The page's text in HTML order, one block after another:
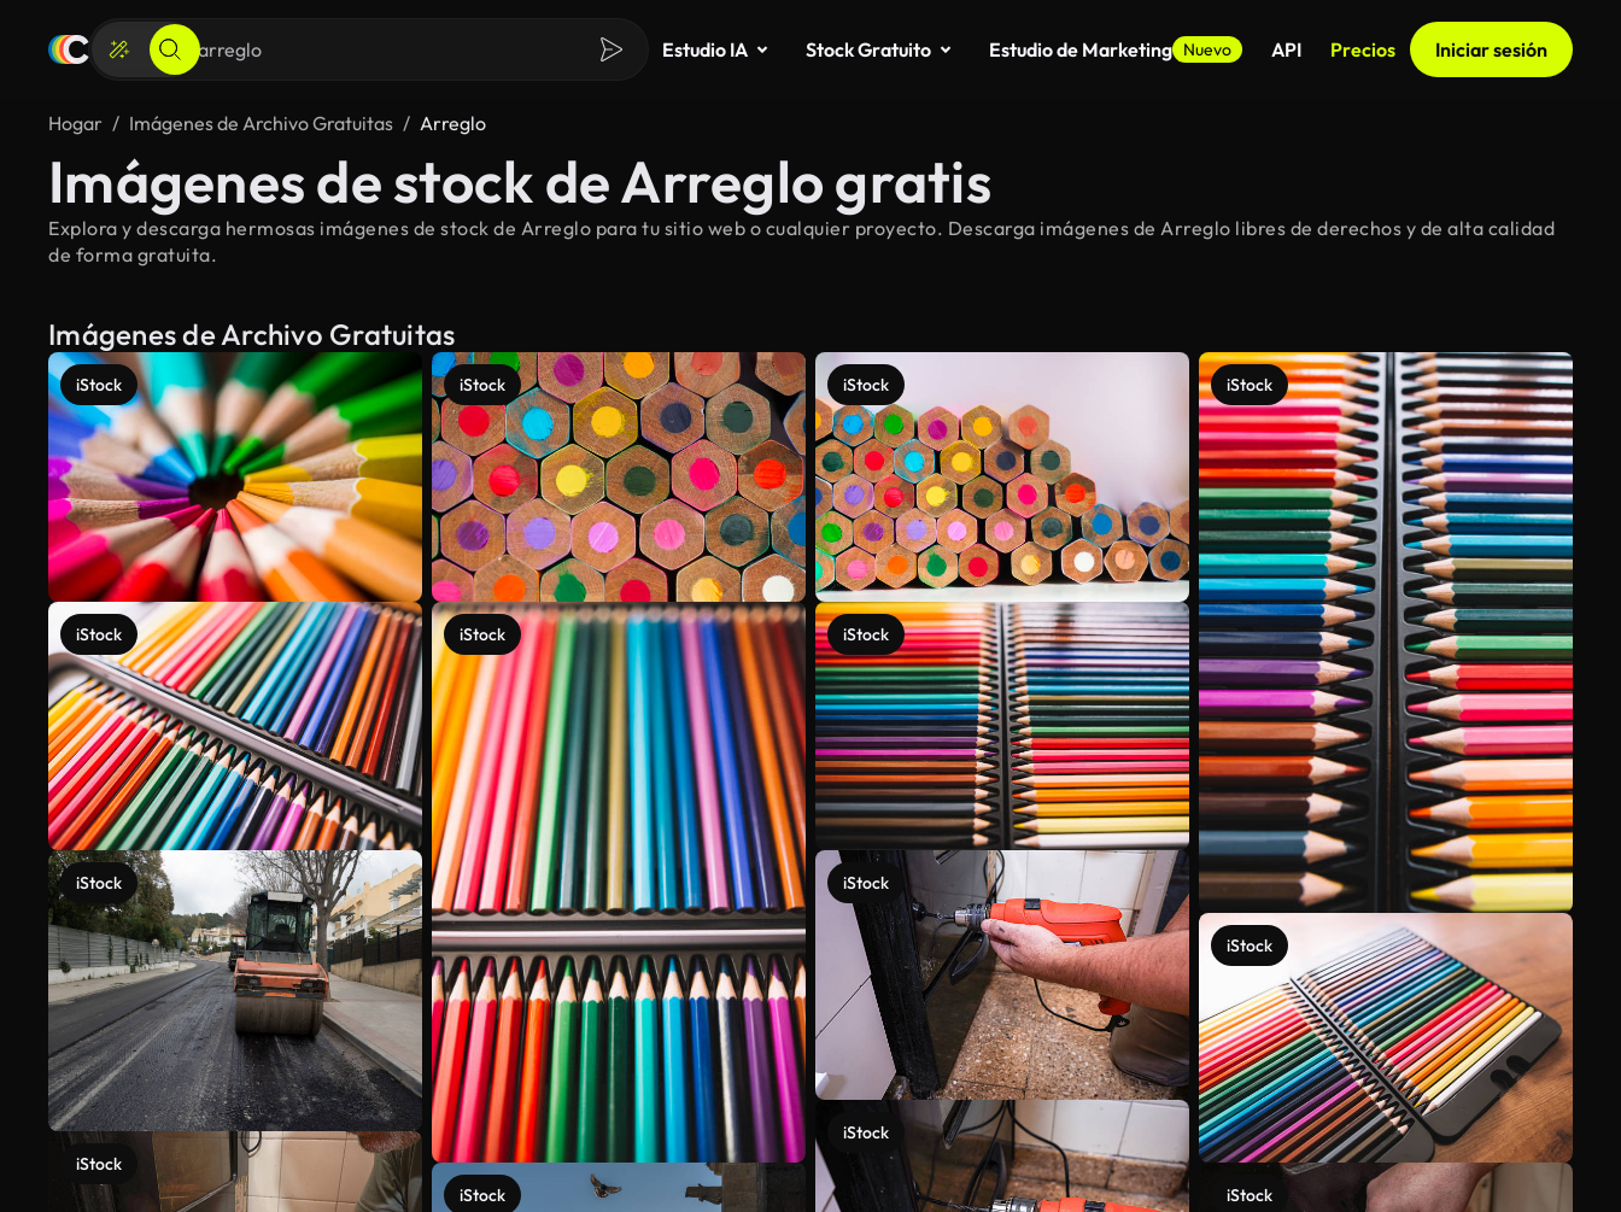
Estudio IA Stock Gratuito Estudio de Marketing Nuevo API Precios Iniciar sesión
Hogar Imágenes de Archivo Gratuitas Arreglo
Imágenes de stock de Arreglo gratis
Explora y descarga hermosas imágenes de stock de Arreglo para tu sitio web o cualquier proyecto. Descarga imágenes de Arreglo libres de derechos y de alta calidad
de forma gratuita.
Imágenes de Archivo Gratuitas
iStock
iStock
iStock
iStock
iStock
iStock
iStock
iStock
iStock
iStock
iStock
iStock
iStock
iStock